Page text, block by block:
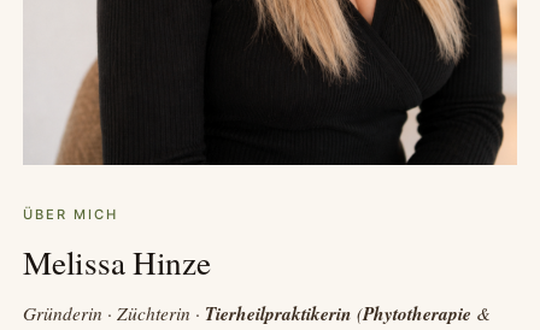
ÜBER MICH
Melissa Hinze
Gründerin · Züchterin · Tierheilpraktikerin (Phytotherapie &